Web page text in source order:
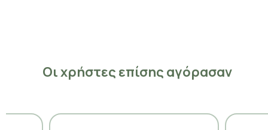
Οι χρήστες επίσης αγόρασαν